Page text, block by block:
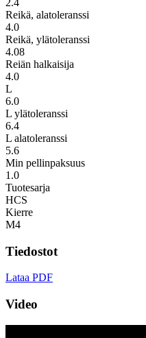
Reikä, alatoleranssi
4.0
Reikä, ylätoleranssi
4.08
Reiän halkaisija
4.0
L
6.0
L ylätoleranssi
6.4
L alatoleranssi
5.6
Min pellinpaksuus
1.0
Tuotesarja
HCS
Kierre
M4
Tiedostot
Lataa PDF
Video